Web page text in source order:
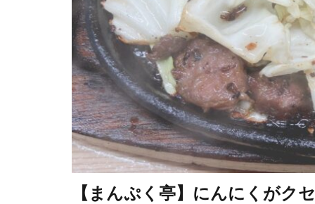
【まんぷく亭】にんにくがク